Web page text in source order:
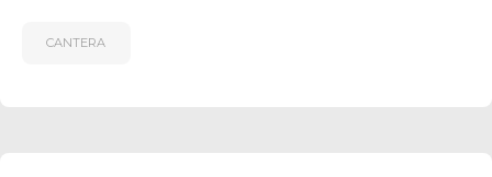
CANTERA